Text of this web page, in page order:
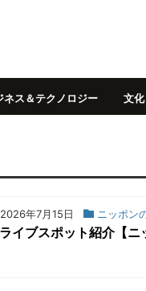
ネス＆テクノロジー 文
2026年7月15日 ニッポン
ライブスポット紹介【